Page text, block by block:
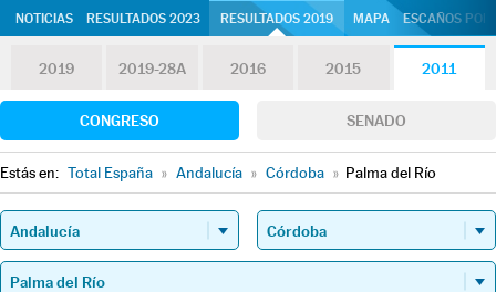
NOTICIAS RESULTADOS 2023 RESULTADOS 2019 MAPA ESCAÑOS
2019 2019-28A 2016 2015 2011
CONGRESO SENADO
Estás en: Total España » Andalucía » Córdoba » Palma del Río